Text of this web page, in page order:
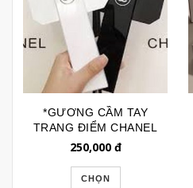
*GƯƠNG CẦM TAY
TRANG ĐIỂM CHANEL
CAO CẤP GTD161
250,000đ
CHỌN